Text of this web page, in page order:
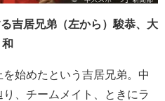
吉居兄弟（左から）駿恭、大
和
始めたという吉居兄弟。中
、チームメイト、ときにラ